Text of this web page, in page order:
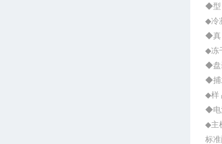
◆型
◆冷
◆真
◆冻
◆盘
◆捕
◆样
◆电
◆主
标